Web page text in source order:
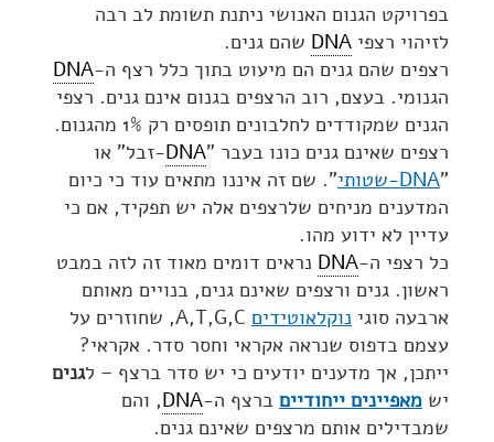
בפרויקט הגנום האנושי ניתנת תשומת לב רבה
לזיהוי רצפי DNA שהם גנים.
רצפים שהם גנים הם מיעוט בתוך כלל רצף ה-DNA
הגנומי. בעצם, רוב הרצפים בגנום אינם גנים. רצפי
הגנים שמקודדים לחלבונים תופסים רק 1% מהגנום.
רצפים שאינם גנים כונו בעבר "DNA-זבל" או
"DNA-שטותי
". שם זה איננו מתאים עוד כי כיום
המדענים מניחים שלרצפים אלה יש תפקיד, אם כי
עדיין לא ידוע מהו.
כל רצפי ה-DNA נראים דומים מאוד זה לזה במבט
ראשון. גנים ורצפים שאינם גנים, בנויים מאותם
ארבעה סוגי נוקלאוטידים
A,T,G,C, שחוזרים על
עצמם בדפוס שנראה אקראי וחסר סדר. אקראי?
ייתכן, אך מדענים יודעים כי יש סדר ברצף – לגנים
יש מאפיינים ייחודיים ברצף ה-DNA, והם
שמבדילים אותם מרצפים שאינם גנים.